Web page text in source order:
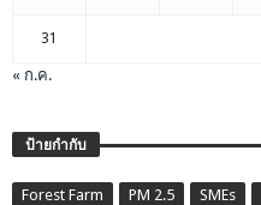
31
« ก.ค.
ป้ายกำกับ
Forest Farm PM 2.5 SMEs